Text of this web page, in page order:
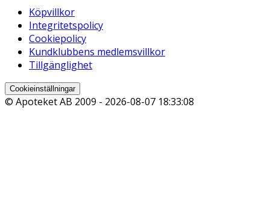
Köpvillkor
Integritetspolicy
Cookiepolicy
Kundklubbens medlemsvillkor
Tillgänglighet
Cookieinställningar
© Apoteket AB 2009 - 2026-08-07 18:33:08